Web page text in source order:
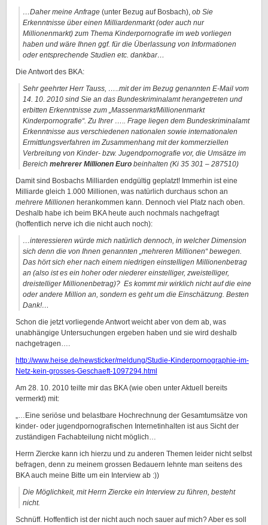
…Daher meine Anfrage (unter Bezug auf Bosbach), ob Sie
Erkenntnisse über einen Milliardenmarkt (oder auch nur
Millionenmarkt) zum Thema Kinderpornografie im web vorliegen
haben und wäre Ihnen ggf. für die Überlassung von Informationen
oder entsprechende Studien etc. dankbar…
Die Antwort des BKA:
Sehr geehrter Herr Tauss, …..mit der im Bezug genannten E-Mail vom
14. 10. 2010 sind Sie an das Bundeskriminalamt herangetreten und
erbitten Erkenntnisse zum „Massenmarkt/Millionenmarkt
Kinderpornografie“.Zu Ihrer ….. Frage liegen dem Bundeskriminalamt
Erkenntnisse aus verschiedenen nationalen sowie internationalen
Ermittlungsverfahren im Zusammenhang mit der kommerziellen
Verbreitung von Kinder- bzw. Jugendpornografie vor, die Umsätze im
Bereich mehrerer Millionen Euro beinhalten (Ki 35 301 – 287510)
Damit sind Bosbachs Milliarden endgültig geplatzt! Immerhin ist eine
Milliarde gleich 1.000 Millionen, was natürlich durchaus schon an
mehrere Millionen herankommen kann. Dennoch viel Platz nach oben.
Deshalb habe ich beim BKA heute auch nochmals nachgefragt
(hoffentlich nerve ich die nicht auch noch):
…interessieren würde mich natürlich dennoch, in welcher Dimension
sich denn die von Ihnen genannten „mehreren Millionen“ bewegen.
Das hört sich eher nach einem niedrigen einstelligen Millionenbetrag
an (also ist es ein hoher oder niederer einstelliger, zweistelliger,
dreistelliger Millionenbetrag)? Es kommt mir wirklich nicht auf die eine
oder andere Million an, sondern es geht um die Einschätzung. Besten
Dank!…
Schon die jetzt vorliegende Antwort weicht aber von dem ab, was
unabhängige Untersuchungen ergeben haben und sie wird deshalb
nachgetragen….
http://www.heise.de/newsticker/meldung/Studie-Kinderpornographie-im-
Netz-kein-grosses-Geschaeft-1097294.html
Am 28. 10. 2010 teilte mir das BKA (wie oben unter Aktuell bereits
vermerkt) mit:
„…Eine seriöse und belastbare Hochrechnung der Gesamtumsätze von
kinder- oder jugendpornografischen Internetinhalten ist aus Sicht der
zuständigen Fachabteilung nicht möglich…
Herrn Ziercke kann ich hierzu und zu anderen Themen leider nicht selbst
befragen, denn zu meinem grossen Bedauern lehnte man seitens des
BKA auch meine Bitte um ein Interview ab :))
Die Möglichkeit, mit Herrn Ziercke ein Interview zu führen, besteht
nicht.
Schnüff. Hoffentlich ist der nicht auch noch sauer auf mich? Aber es soll